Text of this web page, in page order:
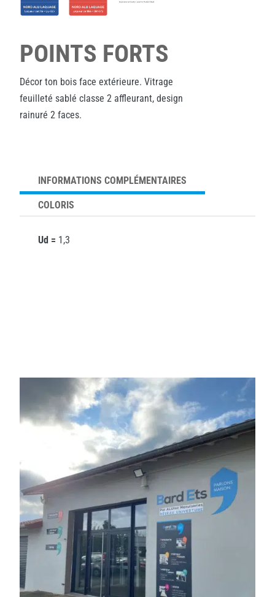
POINTS FORTS
Décor ton bois face extérieure. Vitrage
feuilleté sablé classe 2 affleurant, design
rainuré 2 faces.
INFORMATIONS COMPLÉMENTAIRES
COLORIS
Ud = 1,3